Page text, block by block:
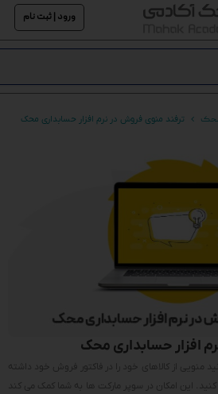
ورود | ثبت نام
محک ترفند منوی فروش در نرم افزار حسابداری محک
افزار حسابداری محک
منویی از کالاهای خود را در فاکتور فروش خود داشته
کنید. این امکان در سوپر مارکت ها به شما کمک می کند